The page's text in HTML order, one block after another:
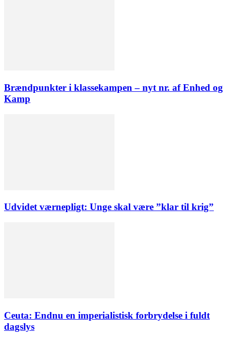
Brændpunkter i klassekampen – nyt nr. af Enhed og
Kamp
Udvidet værnepligt: Unge skal være ”klar til krig”
Ceuta: Endnu en imperialistisk forbrydelse i fuldt
dagslys